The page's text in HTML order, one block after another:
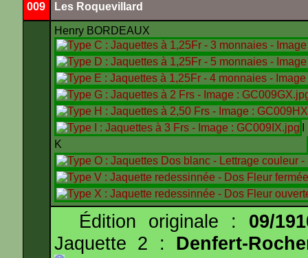
009 Les Roquevillard
Henry BORDEAUX
K
Édition originale : 09/
Jaquette 2 : Denfert-